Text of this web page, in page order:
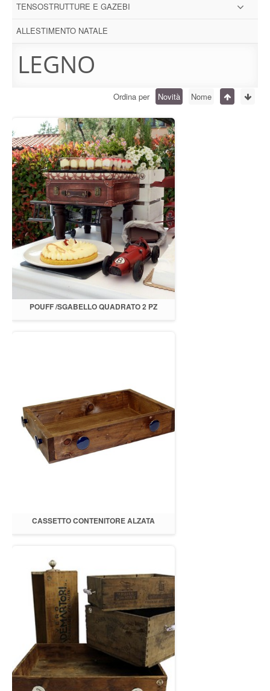
TENSOSTRUTTURE E GAZEBI
ALLESTIMENTO NATALE
LEGNO
Ordina per Novità Nome
POUFF /SGABELLO QUADRATO 2 PZ
CASSETTO CONTENITORE ALZATA